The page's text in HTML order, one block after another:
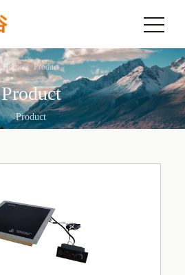
Home Product
Product
Product